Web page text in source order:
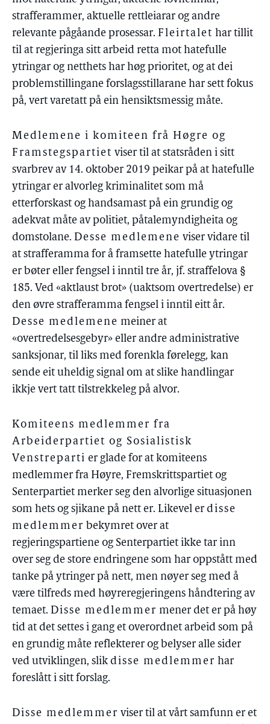
strafferammer, aktuelle rettleiarar og andre
relevante pågåande prosessar. Fleirtalet har tillit
til at regjeringa sitt arbeid retta mot hatefulle
ytringar og netthets har høg prioritet, og at dei
problemstillingane forslagsstillarane har sett fokus
på, vert varetatt på ein hensiktsmessig måte.
Medlemene i komiteen frå Høgre og
Framstegspartiet viser til at statsråden i sitt
svarbrev av 14. oktober 2019 peikar på at hatefulle
ytringar er alvorleg kriminalitet som må
etterforskast og handsamast på ein grundig og
adekvat måte av politiet, påtalemyndigheita og
domstolane. Desse medlemene viser vidare til
at strafferamma for å framsette hatefulle ytringar
er bøter eller fengsel i inntil tre år, jf. straffelova §
185. Ved «aktlaust brot» (uaktsom overtredelse) er
den øvre strafferamma fengsel i inntil eitt år.
Desse medlemene meiner at
«overtredelsesgebyr» eller andre administrative
sanksjonar, til liks med forenkla førelegg, kan
sende eit uheldig signal om at slike handlingar
ikkje vert tatt tilstrekkeleg på alvor.
Komiteens medlemmer fra
Arbeiderpartiet og Sosialistisk
Venstreparti er glade for at komiteens
medlemmer fra Høyre, Fremskrittspartiet og
Senterpartiet merker seg den alvorlige situasjonen
som hets og sjikane på nett er. Likevel er disse
medlemmer bekymret over at
regjeringspartiene og Senterpartiet ikke tar inn
over seg de store endringene som har oppstått med
tanke på ytringer på nett, men nøyer seg med å
være tilfreds med høyreregjeringens håndtering av
temaet. Disse medlemmer mener det er på høy
tid at det settes i gang et overordnet arbeid som på
en grundig måte reflekterer og belyser alle sider
ved utviklingen, slik disse medlemmer har
foreslått i sitt forslag.
Disse medlemmer viser til at vårt samfunn er et